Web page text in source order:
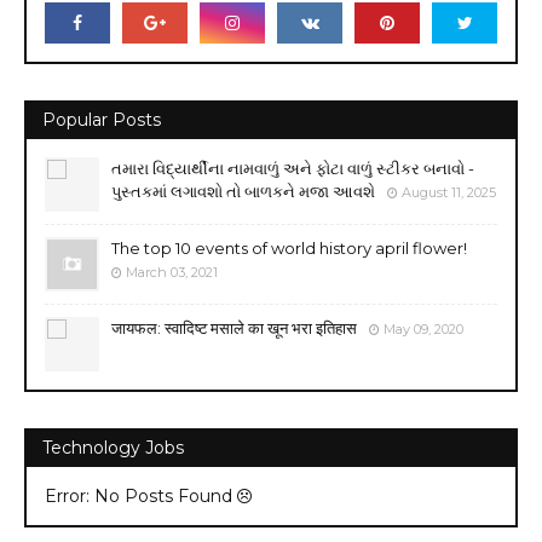
Popular Posts
તમારા વિદ્યાર્થીના નામવાળું અને ફોટા વાળું સ્ટીકર બનાવો -
પુસ્તકમાં લગાવશો તો બાળકને મજા આવશે
August 11, 2025
The top 10 events of world history april flower!
March 03, 2021
जायफल: स्वादिष्ट मसाले का खून भरा इतिहास May 09, 2020
Technology Jobs
Error: No Posts Found